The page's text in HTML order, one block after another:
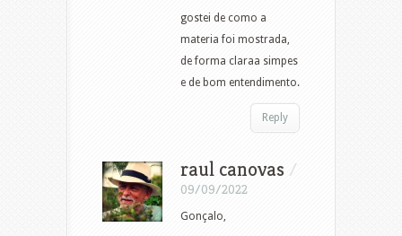
gostei de como a
materia foi mostrada,
de forma claraa simpes
e de bom entendimento.
Reply
raul canovas /
09/09/2022
Gonçalo,